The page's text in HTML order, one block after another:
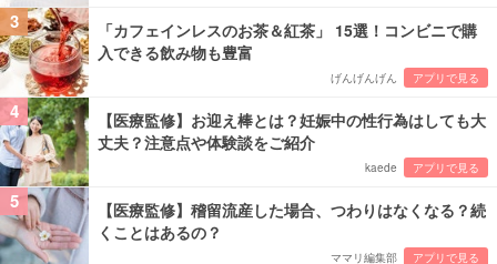
3
「カフェインレスのお茶＆紅茶」 15選！コンビニで購
入できる飲み物も豊富
げんげんげん アプリで見る
4
【医療監修】お迎え棒とは？妊娠中の性行為はしても大
丈夫？注意点や体験談をご紹介
kaede アプリで見る
5
【医療監修】稽留流産した場合、つわりはなくなる？続
くことはあるの？
ママリ編集部 アプリで見る